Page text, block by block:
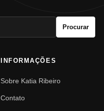
Procurar
INFORMAÇÕES
Sobre Katia Ribeiro
Contato